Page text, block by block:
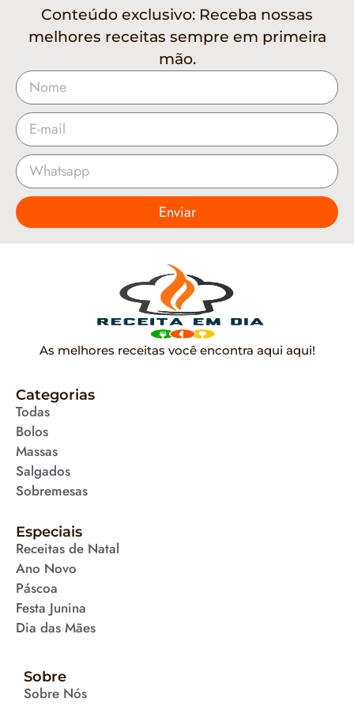
Conteúdo exclusivo: Receba nossas
melhores receitas sempre em primeira
mão.
Enviar
As melhores receitas você encontra aqui aqui!
Categorias
Todas
Bolos
Massas
Salgados
Sobremesas
Especiais
Receitas de Natal
Ano Novo
Páscoa
Festa Junina
Dia das Mães
Sobre
Sobre Nós